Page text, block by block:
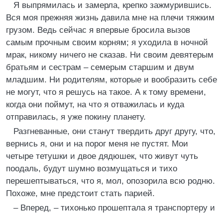
Я выпрямилась и замерла, крепко зажмурившись.
Вся моя прежняя жизнь давила мне на плечи тяжким
грузом. Ведь сейчас я впервые бросила вызов
самым прочным своим корням; я уходила в ночной
мрак, никому ничего не сказав. Ни своим девятерым
братьям и сестрам – семерым старшим и двум
младшим. Ни родителям, которые и вообразить себе
не могут, что я решусь на такое. А к тому времени,
когда они поймут, на что я отважилась и куда
отправилась, я уже покину планету.
Разгневанные, они станут твердить друг другу, что,
вернись я, они и на порог меня не пустят. Мои
четыре тетушки и двое дядюшек, что живут чуть
поодаль, будут шумно возмущаться и тихо
перешептываться, что я, мол, опозорила всю родню.
Похоже, мне предстоит стать парией.
– Вперед, – тихонько прошептала я транспортеру и